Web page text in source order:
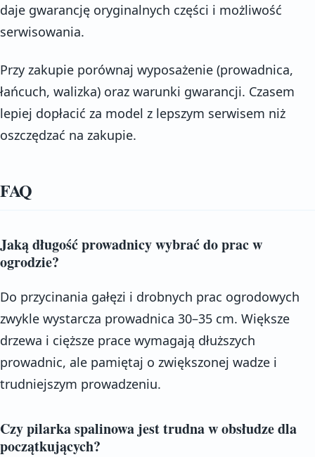
daje gwarancję oryginalnych części i możliwość
serwisowania.
Przy zakupie porównaj wyposażenie (prowadnica,
łańcuch, walizka) oraz warunki gwarancji. Czasem
lepiej dopłacić za model z lepszym serwisem niż
oszczędzać na zakupie.
FAQ
Jaką długość prowadnicy wybrać do prac w
ogrodzie?
Do przycinania gałęzi i drobnych prac ogrodowych
zwykle wystarcza prowadnica 30–35 cm. Większe
drzewa i cięższe prace wymagają dłuższych
prowadnic, ale pamiętaj o zwiększonej wadze i
trudniejszym prowadzeniu.
Czy pilarka spalinowa jest trudna w obsłudze dla
początkujących?